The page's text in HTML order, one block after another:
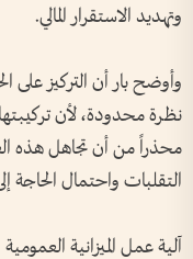
وتهديد الاستقرار المالي.
وأوضح بار أن التركيز على
نظرة محدودة، لأن
محذراً من أن تجاهل هذه
التقلبات واحتمال الحاجة
آلية عمل الميزانية العمومية